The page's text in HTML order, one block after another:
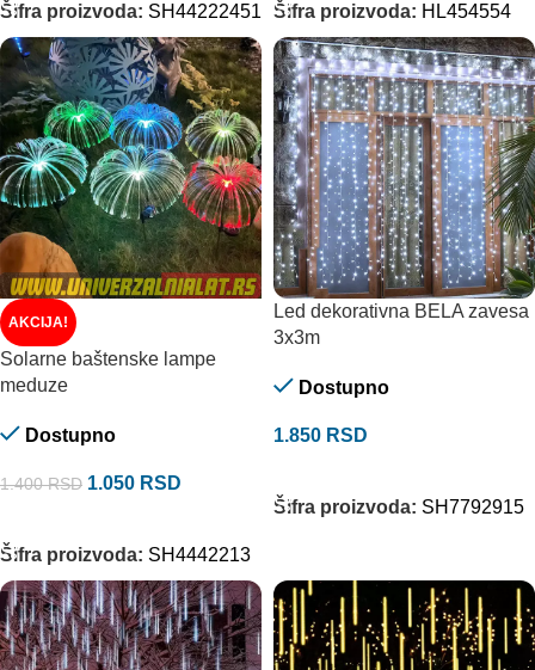
Šifra proizvoda: SH44222451 Šifra proizvoda: HL454554
AKCIJA!
Solarne baštenske lampe
meduze
Dostupno
1.400RSD 1.050 RSD
Šifra proizvoda: SH4442213
Led dekorativna BELA zavesa
3x3m
Dostupno
1.850 RSD
Šifra proizvoda: SH7792915